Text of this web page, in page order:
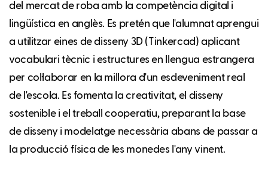
del mercat de roba amb la competència digital i
lingüística en anglès. Es pretén que l'alumnat aprengui
a utilitzar eines de disseny 3D (Tinkercad) aplicant
vocabulari tècnic i estructures en llengua estrangera
per col·laborar en la millora d'un esdeveniment real
de l'escola. Es fomenta la creativitat, el disseny
sostenible i el treball cooperatiu, preparant la base
de disseny i modelatge necessària abans de passar a
la producció física de les monedes l'any vinent.